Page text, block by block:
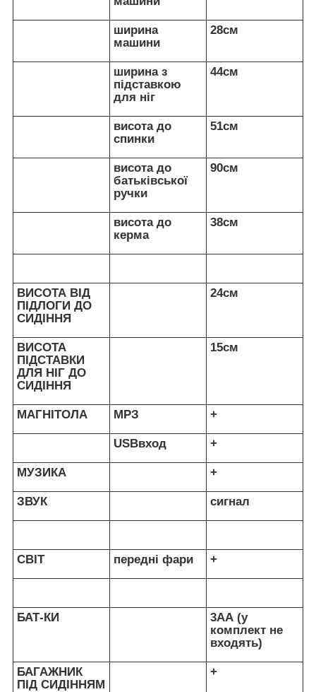
ширина
машини
28см
ширина з
підставкою
для ніг
44см
висота до
спинки
51см
висота до
батьківської
ручки
90см
висота до
керма
38см
ВИСОТА ВІД
ПІДЛОГИ ДО
СИДІННЯ
24см
ВИСОТА
ПІДСТАВКИ
ДЛЯ НІГ ДО
СИДІННЯ
15см
МАГНІТОЛА МРЗ +
USBвход +
МУЗИКА +
ЗВУК сигнал
СВІТ передні фари +
БАТ-КИ
3АА (у
комплект не
входять)
БАГАЖНИК
ПІД СИДІННЯМ
+